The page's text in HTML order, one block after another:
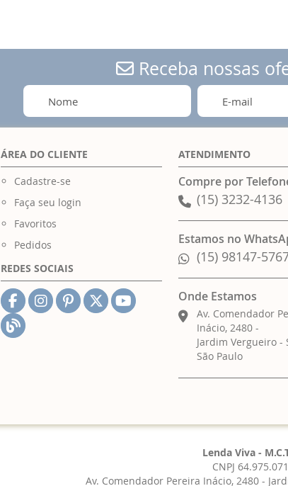
Receba nossas
ÁREA DO CLIENTE
Cadastre-se
Faça seu login
Favoritos
Pedidos
REDES SOCIAIS
ATENDIMENTO
Compre por
(15) 3232-4136
Estamos no
(15) 98147-
Onde Estamos
Av. Comendador
Inácio, 2480 -
Jardim Vergueiro -
São Paulo
Lenda Viva -
CNPJ
Av. Comendador Pereira Inácio, 2480 -